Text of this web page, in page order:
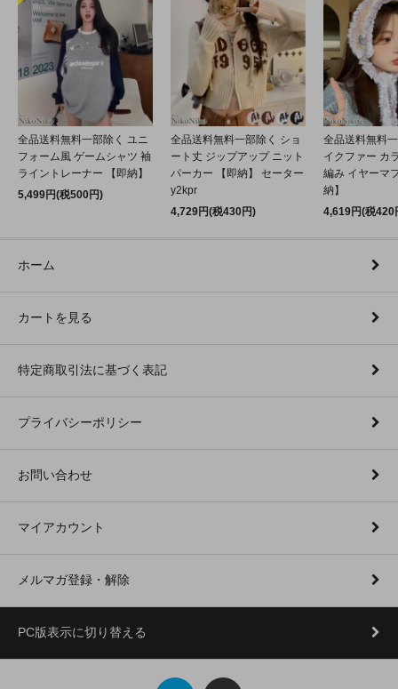
全品送料無料一部除く ユニ
フォーム風 ゲームシャツ 袖
ライントレーナー 【即納】
5,499円(税500円)
全品送料無料一部除く ショ
ート丈 ジップアップ ニット
パーカー 【即納】 セーター
y2kpr
4,729円(税430円)
全品送料無料
イクファー カ
編み イヤーマ
納】
4,619円(税420
ホーム
カートを見る
特定商取引法に基づく表記
プライバシーポリシー
お問い合わせ
マイアカウント
メルマガ登録・解除
PC版表示に切り替える